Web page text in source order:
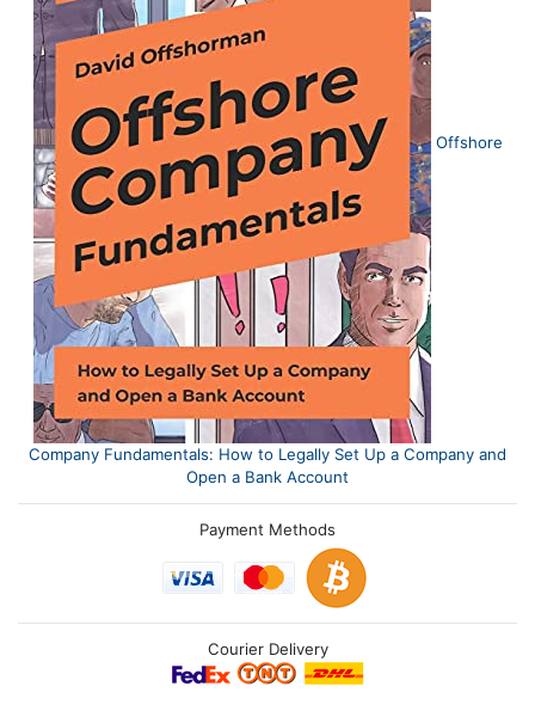
Offshore
Company Fundamentals: How to Legally Set Up a Company and
Open a Bank Account
Payment Methods
Courier Delivery